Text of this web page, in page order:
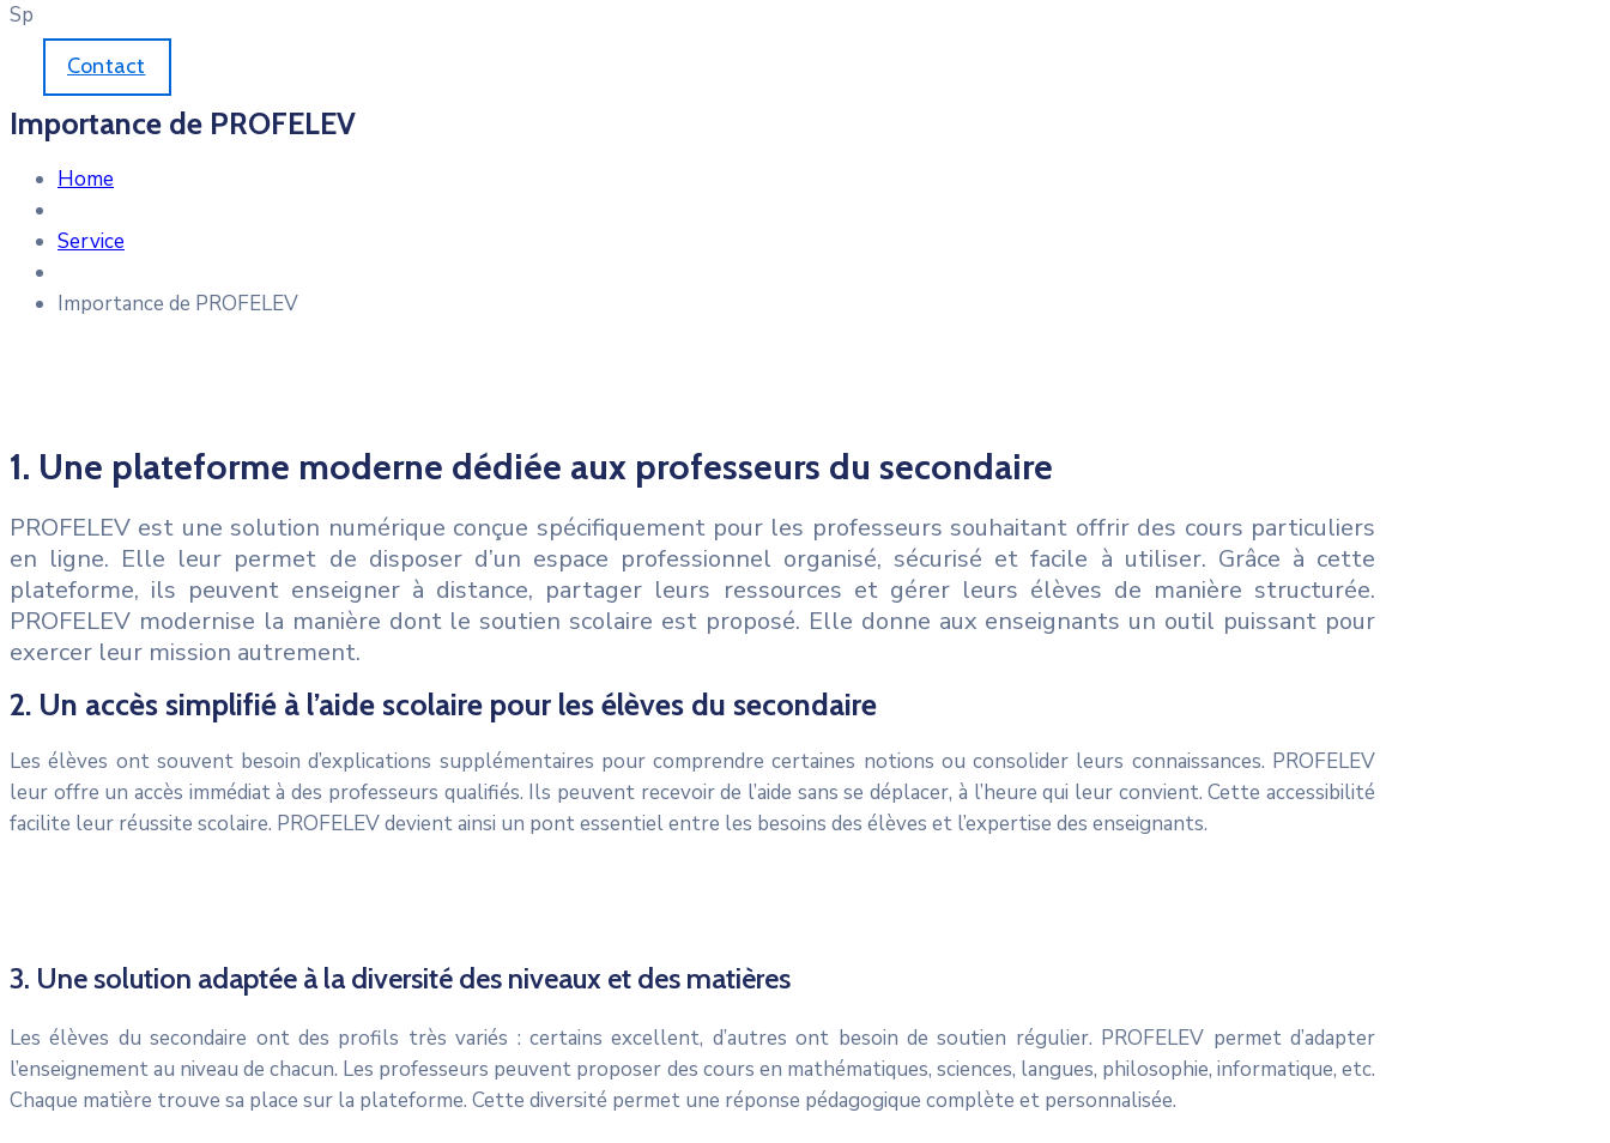
Sp
Contact
Importance de PROFELEV
Home
Service
Importance de PROFELEV
1. Une plateforme moderne dédiée aux professeurs du secondaire
PROFELEV est une solution numérique conçue spécifiquement pour les professeurs souhaitant offrir des cours particuliers
en ligne. Elle leur permet de disposer d’un espace professionnel organisé, sécurisé et facile à utiliser. Grâce à cette
plateforme, ils peuvent enseigner à distance, partager leurs ressources et gérer leurs élèves de manière structurée.
PROFELEV modernise la manière dont le soutien scolaire est proposé. Elle donne aux enseignants un outil puissant pour
exercer leur mission autrement.
2. Un accès simplifié à l’aide scolaire pour les élèves du secondaire
Les élèves ont souvent besoin d’explications supplémentaires pour comprendre certaines notions ou consolider leurs connaissances. PROFELEV
leur offre un accès immédiat à des professeurs qualifiés. Ils peuvent recevoir de l’aide sans se déplacer, à l’heure qui leur convient. Cette accessibilité
facilite leur réussite scolaire. PROFELEV devient ainsi un pont essentiel entre les besoins des élèves et l’expertise des enseignants.
3. Une solution adaptée à la diversité des niveaux et des matières
Les élèves du secondaire ont des profils très variés : certains excellent, d’autres ont besoin de soutien régulier. PROFELEV permet d’adapter
l’enseignement au niveau de chacun. Les professeurs peuvent proposer des cours en mathématiques, sciences, langues, philosophie, informatique, etc.
Chaque matière trouve sa place sur la plateforme. Cette diversité permet une réponse pédagogique complète et personnalisée.